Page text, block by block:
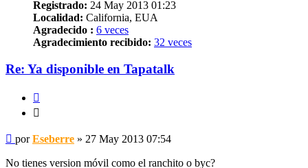
Registrado: 24 May 2013 01:23
Localidad: California, EUA
Agradecido : 6 veces
Agradecimiento recibido: 32 veces
Re: Ya disponible en Tapatalk
Mensaje
porEseberre » 27 May 2013 07:54
No tienes version móvil como el ranchito o byc?